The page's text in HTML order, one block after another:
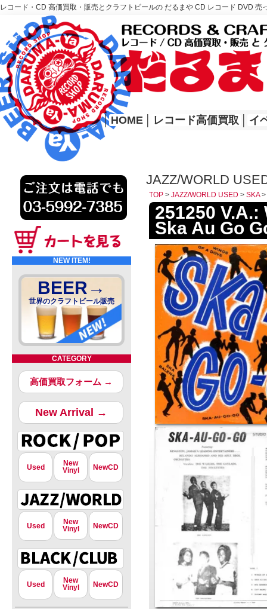
レコード・CD 高価買取・販売とクラフトビールの だるまや CD レコード DVD
レコード高価買取はこちら
HOME
│ HOME レコード高価買取 イ
NEW ITEM!
BEER→
世界のクラフトビール販売
CATEGORY
高価買取フォーム →
New Arrival →
Used
New
Vinyl
NewCD
Used
New
Vinyl
NewCD
Used
New
Vinyl
NewCD
JAZZ/WORLD
TOP > JAZZ/WORLD USED > SKA>
251250 V.A.:
Ska Au Go